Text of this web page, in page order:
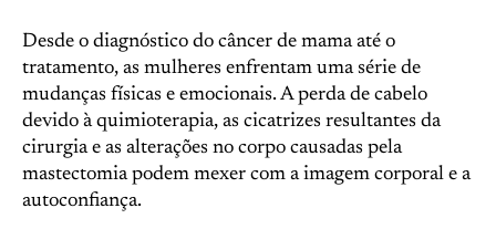
Desde o diagnóstico do câncer de mama até o
tratamento, as mulheres enfrentam uma série de
mudanças físicas e emocionais. A perda de cabelo
devido à quimioterapia, as cicatrizes resultantes da
cirurgia e as alterações no corpo causadas pela
mastectomia podem mexer com a imagem corporal e a
autoconfiança.